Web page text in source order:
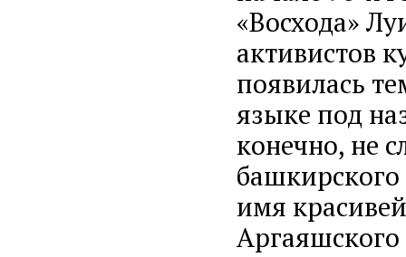
«Восхода»
активистов
появилась
языке под
конечно, не
имя
Аргаяшского